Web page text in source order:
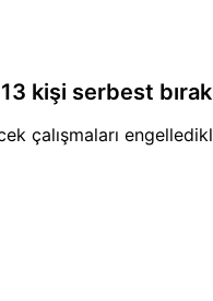
kişi serbest
çalışmaları